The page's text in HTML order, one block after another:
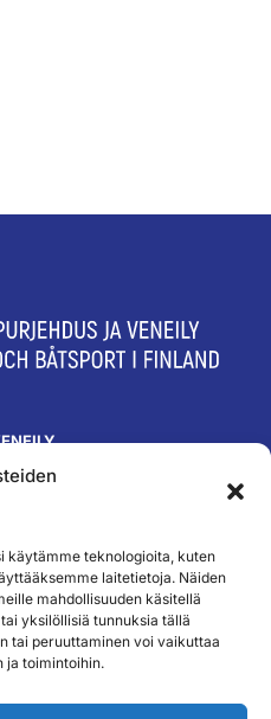
käytämme teknologioita, kuten
laitetietoja. Näiden
mahdollisuuden käsitellä
yksilöllisiä tunnuksia tällä
tai peruuttaminen voi vaikuttaa
ja toimintoihin.